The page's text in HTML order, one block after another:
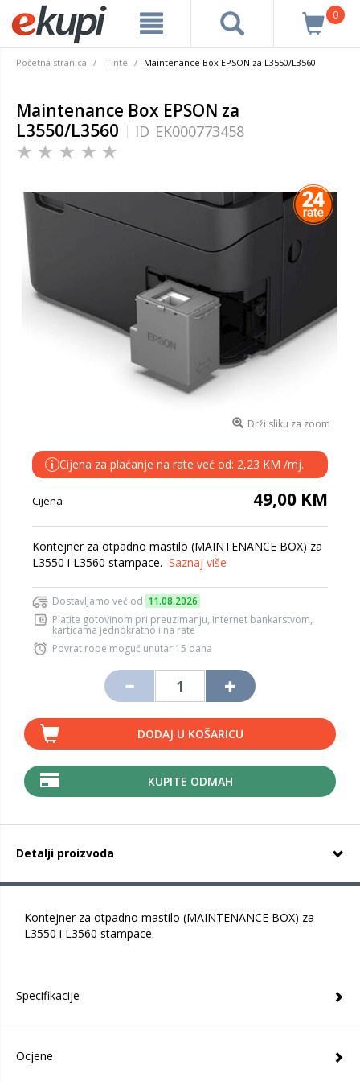
0
Početna stranica Tinte Maintenance Box EPSON za L3550/L3560
Maintenance Box EPSON za
L3550/L3560
ID EK000773458
Drži sliku za zoom
i Cijena za plaćanje na rate već od: 2,23 KM /mj.
Cijena 49,00 KM
Kontejner za otpadno mastilo (MAINTENANCE BOX) za
L3550 i L3560 stampace. Saznaj više
Dostavljamo već od 11.08.2026
Platite gotovinom pri preuzimanju, Internet bankarstvom,
karticama jednokratno i na rate
Povrat robe moguć unutar 15 dana
DODAJ U KOŠARICU
KUPITE ODMAH
Detalji proizvoda
Kontejner za otpadno mastilo (MAINTENANCE BOX) za
L3550 i L3560 stampace.
Specifikacije
Ocjene